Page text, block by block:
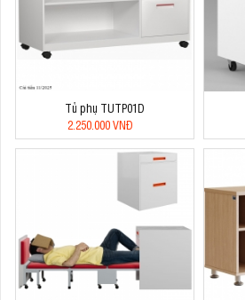
Tủ phụ TUTP01D
2.250.000 VNĐ